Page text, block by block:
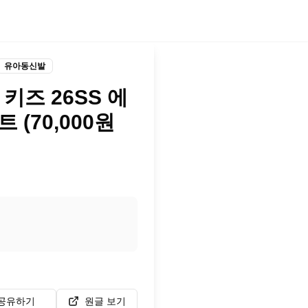
유아동신발
즈 26SS 에
(70,000원
유하기 원글 보기